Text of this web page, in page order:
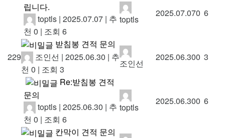
립니다.
toptls | 2025.07.07 | 추
천 0 | 조회 6
toptls
2025.07.070 6
229
받침봉 견적 문의
조인선 | 2025.06.30 | 추
천 0 | 조회 3
조인선
2025.06.300 3
Re:받침봉 견적
문의
toptls | 2025.06.30 | 추
천 0 | 조회 6
toptls
2025.06.300 6
칸막이 견적 문의